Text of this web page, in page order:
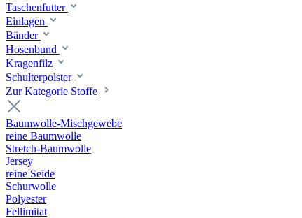
Taschenfutter
Einlagen
Bänder
Hosenbund
Kragenfilz
Schulterpolster
Zur Kategorie Stoffe
Baumwolle-Mischgewebe
reine Baumwolle
Stretch-Baumwolle
Jersey
reine Seide
Schurwolle
Polyester
Fellimitat